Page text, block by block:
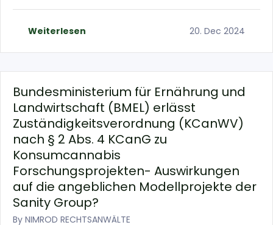
Weiterlesen 20. Dec 2024
Bundesministerium für Ernährung und
Landwirtschaft (BMEL) erlässt
Zuständigkeitsverordnung (KCanWV)
nach § 2 Abs. 4 KCanG zu
Konsumcannabis
Forschungsprojekten- Auswirkungen
auf die angeblichen Modellprojekte der
Sanity Group?
By NIMROD RECHTSANWÄLTE